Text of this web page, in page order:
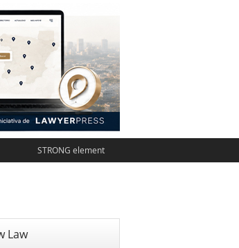
STRONG element
Law